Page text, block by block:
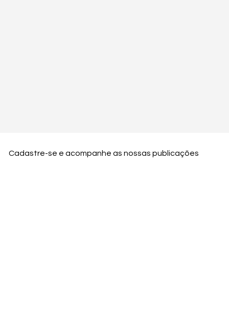
Cadastre-se e acompanhe as nossas publicações